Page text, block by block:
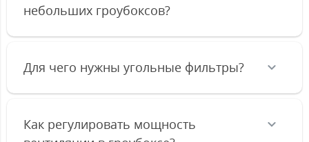
небольших гроубоксов?
Для чего нужны угольные фильтры?
Как регулировать мощность